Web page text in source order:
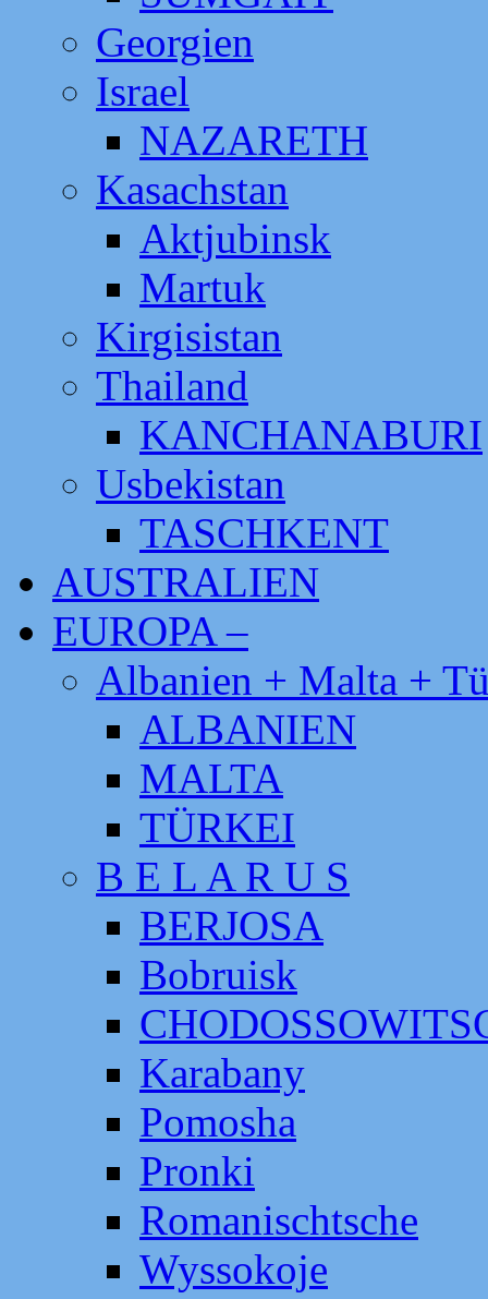
Georgien
Israel
NAZARETH
Kasachstan
Aktjubinsk
Martuk
Kirgisistan
Thailand
KANCHANABURI
Usbekistan
TASCHKENT
AUSTRALIEN
EUROPA –
Albanien + Malta +
ALBANIEN
MALTA
TÜRKEI
B E L A R U S
BERJOSA
Bobruisk
Karabany
Pomosha
Pronki
Romanischtsche
Wyssokoje